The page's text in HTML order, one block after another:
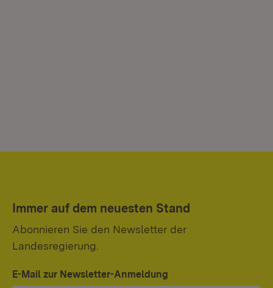
Immer auf dem neuesten Stand
Abonnieren Sie den Newsletter der
Landesregierung.
E-Mail zur Newsletter-Anmeldung